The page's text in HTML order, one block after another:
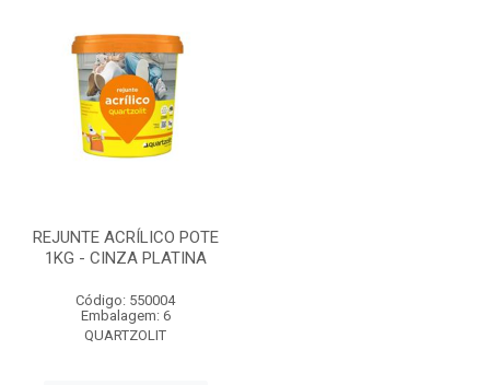
REJUNTE ACRÍLICO POTE
1KG - CINZA PLATINA
Código: 550004
Embalagem: 6
QUARTZOLIT